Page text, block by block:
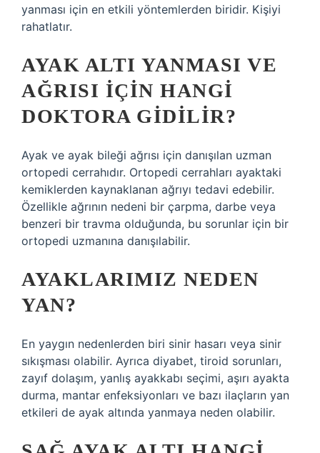
yanması için en etkili yöntemlerden biridir. Kişiyi
rahatlatır.
AYAK ALTI YANMASI VE
AĞRISI IÇIN HANGI
DOKTORA GIDILIR?
Ayak ve ayak bileği ağrısı için danışılan uzman
ortopedi cerrahıdır. Ortopedi cerrahları ayaktaki
kemiklerden kaynaklanan ağrıyı tedavi edebilir.
Özellikle ağrının nedeni bir çarpma, darbe veya
benzeri bir travma olduğunda, bu sorunlar için bir
ortopedi uzmanına danışılabilir.
AYAKLARIMIZ NEDEN
YAN?
En yaygın nedenlerden biri sinir hasarı veya sinir
sıkışması olabilir. Ayrıca diyabet, tiroid sorunları,
zayıf dolaşım, yanlış ayakkabı seçimi, aşırı ayakta
durma, mantar enfeksiyonları ve bazı ilaçların yan
etkileri de ayak altında yanmaya neden olabilir.